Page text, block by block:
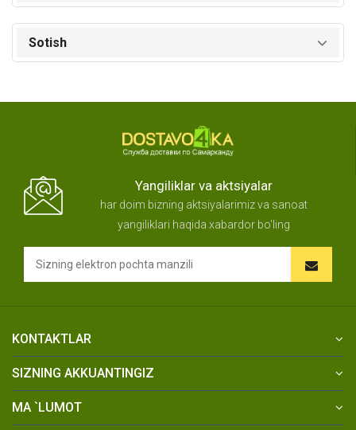
Sotish
Yangiliklar va aktsiyalar
har doim bizning aktsiyalarimiz va sanoat
yangiliklari haqida xabardor bo'ling
KONTAKTLAR
SIZNING AKKUANTINGIZ
MA `LUMOT